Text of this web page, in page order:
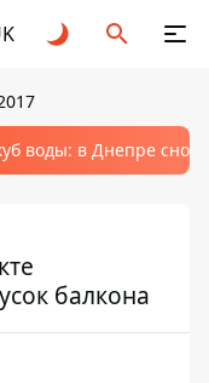
воды: в Днепре
балкона